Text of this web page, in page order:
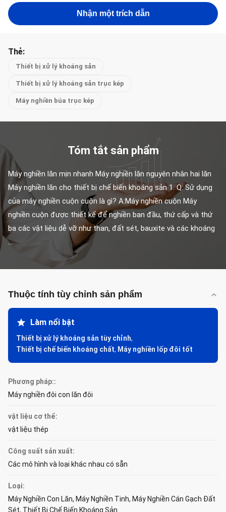
Nhận một trích dẫn
Thẻ:
Thiết bị xử lý khoáng sản
Thiết bị xử lý khoáng sản trục kép
Máy nghiền búa trục kép
Tóm tắt sản phẩm
Máy nghiền lăn mịn nhanh Máy nghiền lăn nguyên nhân hai lăn
Máy nghiền lăn cho thiết bị chế biến khoáng sản 1. Q: Sử dụng
của máy nghiền cuộn cuộn là gì? A:Máy nghiền cuộn Máy
nghiền cuộn được thiết kế để nghiền ban đầu, thứ cấp và thứ
ba các vật liệu dễ vỡ như than, đất sét, bauxite và các khoáng
...
Thuộc tính tùy chỉnh sản phẩm
Làm nổi bật
Thiết bị xử lý khoáng sản tùy chỉnh,
Thiết bị chế biến khoáng chất, Máy nghiền lốp đôi tốt
Phương pháp::
Máy nghiền đôi con lăn đôi
vật liệu cơ thể:
vật liệu thép
Công suất sản xuất:
Các mô hình và loại khác nhau có sẵn
Loại:
Máy Nghiền Con Lăn, Máy Nghiền Tinh, Máy Nghiền Cán Gạch Đất
Sét, Thiết Bị Chế Biến Khoáng Sản